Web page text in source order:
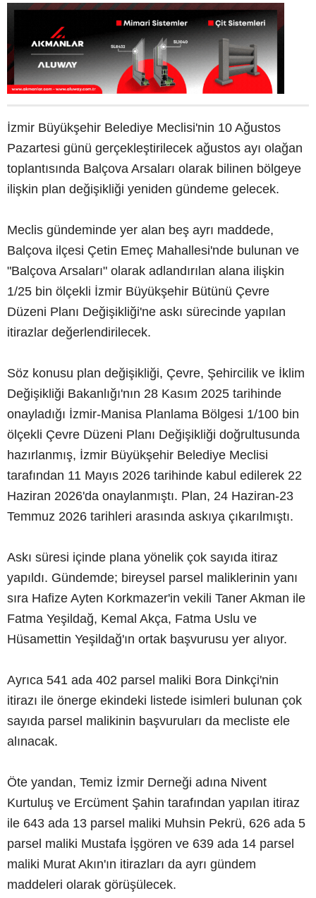
İzmir Büyükşehir Belediye Meclisi'nin 10 Ağustos
Pazartesi günü gerçekleştirilecek ağustos ayı olağan
toplantısında Balçova Arsaları olarak bilinen bölgeye
ilişkin plan değişikliği yeniden gündeme gelecek.
Meclis gündeminde yer alan beş ayrı maddede,
Balçova ilçesi Çetin Emeç Mahallesi'nde bulunan ve
"Balçova Arsaları" olarak adlandırılan alana ilişkin
1/25 bin ölçekli İzmir Büyükşehir Bütünü Çevre
Düzeni Planı Değişikliği'ne askı sürecinde yapılan
itirazlar değerlendirilecek.
Söz konusu plan değişikliği, Çevre, Şehircilik ve İklim
Değişikliği Bakanlığı'nın 28 Kasım 2025 tarihinde
onayladığı İzmir-Manisa Planlama Bölgesi 1/100 bin
ölçekli Çevre Düzeni Planı Değişikliği doğrultusunda
hazırlanmış, İzmir Büyükşehir Belediye Meclisi
tarafından 11 Mayıs 2026 tarihinde kabul edilerek 22
Haziran 2026'da onaylanmıştı. Plan, 24 Haziran-23
Temmuz 2026 tarihleri arasında askıya çıkarılmıştı.
Askı süresi içinde plana yönelik çok sayıda itiraz
yapıldı. Gündemde; bireysel parsel maliklerinin yanı
sıra Hafize Ayten Korkmazer'in vekili Taner Akman ile
Fatma Yeşildağ, Kemal Akça, Fatma Uslu ve
Hüsamettin Yeşildağ'ın ortak başvurusu yer alıyor.
Ayrıca 541 ada 402 parsel maliki Bora Dinkçi'nin
itirazı ile önerge ekindeki listede isimleri bulunan çok
sayıda parsel malikinin başvuruları da mecliste ele
alınacak.
Öte yandan, Temiz İzmir Derneği adına Nivent
Kurtuluş ve Ercüment Şahin tarafından yapılan itiraz
ile 643 ada 13 parsel maliki Muhsin Pekrü, 626 ada 5
parsel maliki Mustafa İşgören ve 639 ada 14 parsel
maliki Murat Akın'ın itirazları da ayrı gündem
maddeleri olarak görüşülecek.